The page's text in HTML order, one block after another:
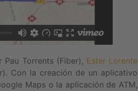
Torrents (Fiber), Ester Lorente
Con la creación de un aplicativo
Maps o la aplicación de ATM,